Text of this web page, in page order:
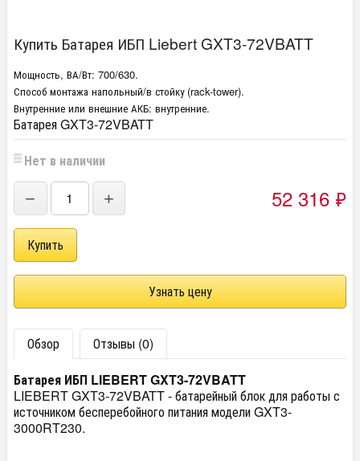
Купить Батарея ИБП Liebert GXT3-72VBATT
Мощность, ВА/Вт: 700/630.
Способ монтажа напольный/в стойку (rack-tower).
Внутренние или внешние АКБ: внутренние.
Батарея GXT3-72VBATT
Нет в наличии
− + 52 316 ₽
Узнать цену
Обзор
Отзывы (0)
Батарея ИБП LIEBERT GXT3-72VBATT
LIEBERT GXT3-72VBATT - батарейный блок для работы с
источником бесперебойного питания модели GXT3-
3000RT230.